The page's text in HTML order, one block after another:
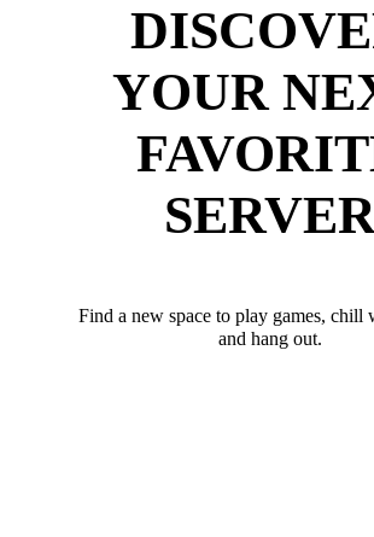
YOUR
Find a new space to play games, chill
and hang out.